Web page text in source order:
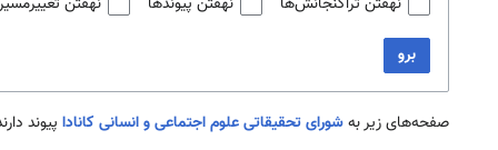
برو
صفحه‌های زیر بهشورای تحقيقاتی علوم اجتماعی و انسانی کانادا پیوند